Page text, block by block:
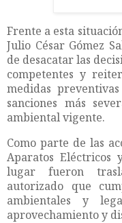
Frente a esta
Julio César Gómez
de desacatar las
competentes y
medidas
sanciones más
ambiental vigente.
Como parte de las
Aparatos Eléctricos
lugar fueron
autorizado que
ambientales y
aprovechamiento y